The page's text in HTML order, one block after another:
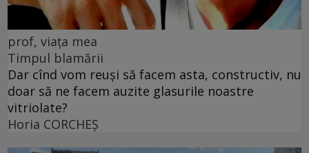
prof, viața mea
Timpul blamării
Dar cînd vom reuși să facem asta, constructiv, nu
doar să ne facem auzite glasurile noastre
vitriolate?
Horia CORCHEŞ